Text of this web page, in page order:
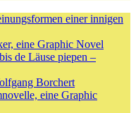
einer innigen
eine Graphic Novel
de Läuse piepen –
Borchert
eine Graphic